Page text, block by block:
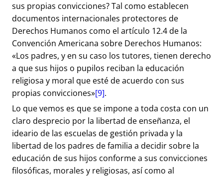
sus propias convicciones? Tal como establecen
documentos internacionales protectores de
Derechos Humanos como el artículo 12.4 de la
Convención Americana sobre Derechos Humanos:
«Los padres, y en su caso los tutores, tienen derecho
a que sus hijos o pupilos reciban la educación
religiosa y moral que esté de acuerdo con sus
propias convicciones»[9].
Lo que vemos es que se impone a toda costa con un
claro desprecio por la libertad de enseñanza, el
ideario de las escuelas de gestión privada y la
libertad de los padres de familia a decidir sobre la
educación de sus hijos conforme a sus convicciones
filosóficas, morales y religiosas, así como al